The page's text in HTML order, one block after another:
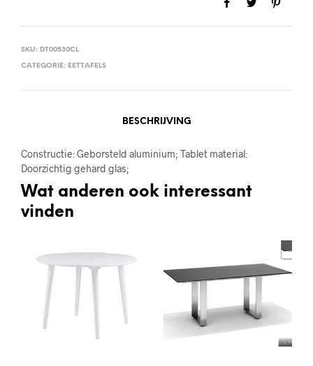
SKU: DT00530CL
CATEGORIE: EETTAFELS
BESCHRIJVING
Constructie: Geborsteld aluminium; Tablet material:
Doorzichtig gehard glas;
Wat anderen ook interessant
vinden